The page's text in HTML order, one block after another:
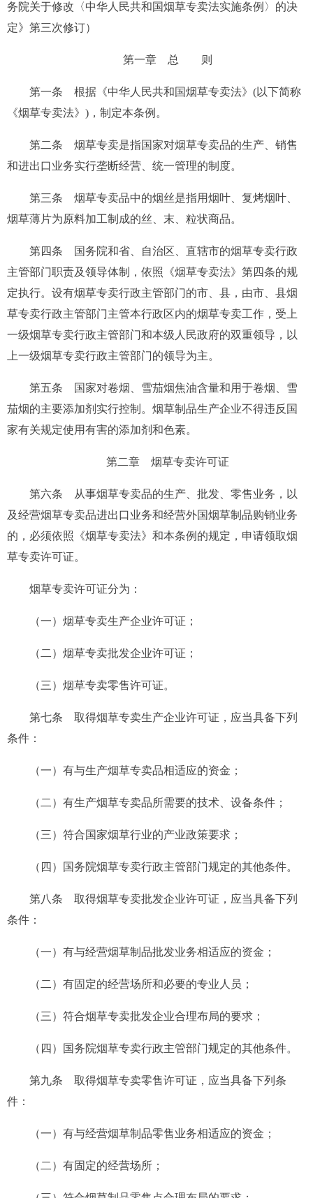
务院关于修改〈中华人民共和国烟草专卖法实施条例〉的决
定》第三次修订）
第一章 总 则
第一条 根据《中华人民共和国烟草专卖法》(以下简称
《烟草专卖法》)，制定本条例。
第二条 烟草专卖是指国家对烟草专卖品的生产、销售
和进出口业务实行垄断经营、统一管理的制度。
第三条 烟草专卖品中的烟丝是指用烟叶、复烤烟叶、
烟草薄片为原料加工制成的丝、末、粒状商品。
第四条 国务院和省、自治区、直辖市的烟草专卖行政
主管部门职责及领导体制，依照《烟草专卖法》第四条的规
定执行。设有烟草专卖行政主管部门的市、县，由市、县烟
草专卖行政主管部门主管本行政区内的烟草专卖工作，受上
一级烟草专卖行政主管部门和本级人民政府的双重领导，以
上一级烟草专卖行政主管部门的领导为主。
第五条 国家对卷烟、雪茄烟焦油含量和用于卷烟、雪
茄烟的主要添加剂实行控制。烟草制品生产企业不得违反国
家有关规定使用有害的添加剂和色素。
第二章 烟草专卖许可证
第六条 从事烟草专卖品的生产、批发、零售业务，以
及经营烟草专卖品进出口业务和经营外国烟草制品购销业务
的，必须依照《烟草专卖法》和本条例的规定，申请领取烟
草专卖许可证。
烟草专卖许可证分为：
（一）烟草专卖生产企业许可证；
（二）烟草专卖批发企业许可证；
（三）烟草专卖零售许可证。
第七条 取得烟草专卖生产企业许可证，应当具备下列
条件：
（一）有与生产烟草专卖品相适应的资金；
（二）有生产烟草专卖品所需要的技术、设备条件；
（三）符合国家烟草行业的产业政策要求；
（四）国务院烟草专卖行政主管部门规定的其他条件。
第八条 取得烟草专卖批发企业许可证，应当具备下列
条件：
（一）有与经营烟草制品批发业务相适应的资金；
（二）有固定的经营场所和必要的专业人员；
（三）符合烟草专卖批发企业合理布局的要求；
（四）国务院烟草专卖行政主管部门规定的其他条件。
第九条 取得烟草专卖零售许可证，应当具备下列条
件：
（一）有与经营烟草制品零售业务相适应的资金；
（二）有固定的经营场所；